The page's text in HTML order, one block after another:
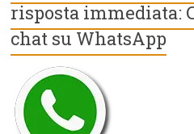
risposta immediata:
chat su WhatsApp